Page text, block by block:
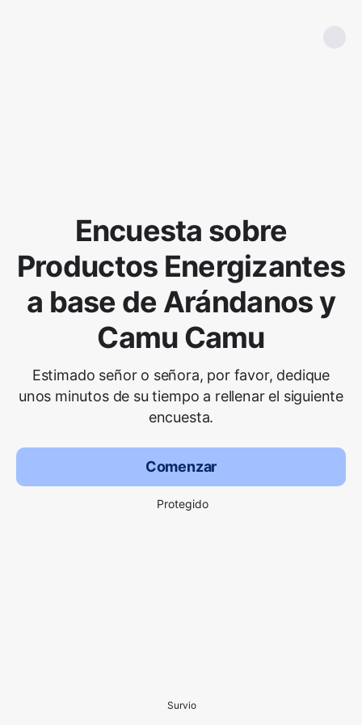
Encuesta sobre
Productos Energizantes
a base de Arándanos y
Camu Camu
Estimado señor o señora, por favor, dedique
unos minutos de su tiempo a rellenar el siguiente
encuesta.
Comenzar
Protegido
Survio